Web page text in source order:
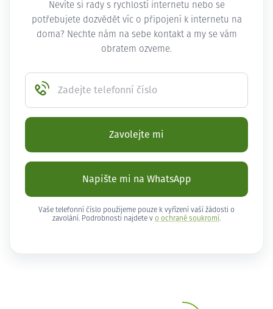
Nevíte si rady s rychlostí internetu nebo se
potřebujete dozvědět víc o připojení k internetu na
doma? Nechte nám na sebe kontakt a my se vám
obratem ozveme.
Zadejte telefonní číslo
Zavolejte mi
Napište mi na WhatsApp
Vaše telefonní číslo použijeme pouze k vyřízení vaší žádosti o
zavolání. Podrobnosti najdete v o ochraně soukromí .